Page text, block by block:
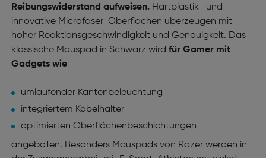
Reibungswiderstand aufweisen.Hartplastik- und
innovative Microfaser-Oberflächen überzeugen mit
hoher Reaktionsgeschwindigkeit und Genauigkeit. Das
klassische Mauspad in Schwarz wird für Gamer mit
Gadgets wie
umlaufender Kantenbeleuchtung
integriertem Kabelhalter
optimierten Oberflächenbeschichtungen
angeboten. Besonders Mauspads von Razer werden in